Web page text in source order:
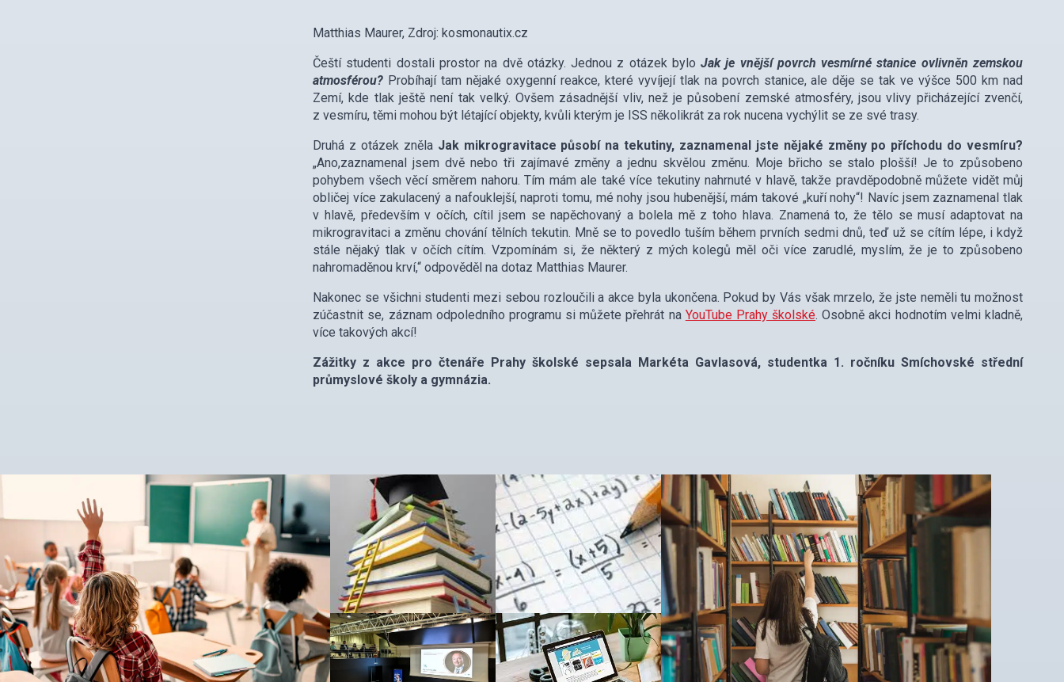
Matthias Maurer, Zdroj: kosmonautix.cz
Čeští studenti dostali prostor na dvě otázky. Jednou z otázek byloJak je vnější povrch vesmírné stanice ovlivněn zemskou
atmosférou? Probíhají tam nějaké oxygenní reakce, které vyvíjejí tlak na povrch stanice, ale děje se tak ve výšce 500 km nad
Zemí, kde tlak ještě není tak velký. Ovšem zásadnější vliv, než je působení zemské atmosféry, jsou vlivy přicházející zvenčí,
z vesmíru, těmi mohou být létající objekty, kvůli kterým je ISS několikrát za rok nucena vychýlit se ze své trasy.
Druhá z otázek zněla Jak mikrogravitace působí na tekutiny, zaznamenal jste nějaké změny po příchodu do vesmíru?
„Ano,zaznamenal jsem dvě nebo tři zajímavé změny a jednu skvělou změnu. Moje břicho se stalo plošší! Je to způsobeno
pohybem všech věcí směrem nahoru. Tím mám ale také více tekutiny nahrnuté v hlavě, takže pravděpodobně můžete vidět můj
obličej více zakulacený a nafouklejší, naproti tomu, mé nohy jsou hubenější, mám takové „kuří nohy“! Navíc jsem zaznamenal tlak
v hlavě, především v očích, cítil jsem se napěchovaný a bolela mě z toho hlava. Znamená to, že tělo se musí adaptovat na
mikrogravitaci a změnu chování tělních tekutin. Mně se to povedlo tuším během prvních sedmi dnů, teď už se cítím lépe, i když
stále nějaký tlak v očích cítím. Vzpomínám si, že některý z mých kolegů měl oči více zarudlé, myslím, že je to způsobeno
nahromaděnou krví,“ odpověděl na dotaz Matthias Maurer.
Nakonec se všichni studenti mezi sebou rozloučili a akce byla ukončena. Pokud by Vás však mrzelo, že jste neměli tu možnost
zúčastnit se, záznam odpoledního programu si můžete přehrát na YouTube Prahy školské. Osobně akci hodnotím velmi kladně,
více takových akcí!
Zážitky z akce pro čtenáře Prahy školské sepsala Markéta Gavlasová, studentka 1. ročníku Smíchovské střední
průmyslové školy a gymnázia.